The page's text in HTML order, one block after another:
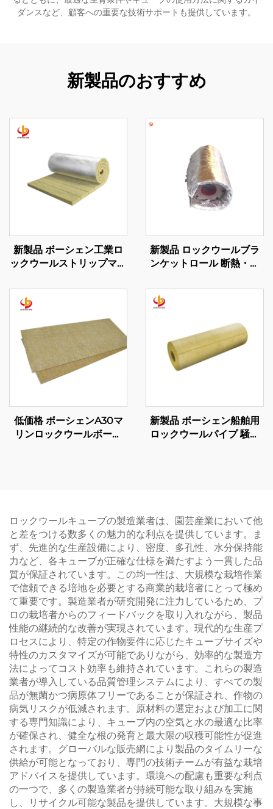
ダンスなど、顧客への重要な技術サポートも提供しています。
新製品のおすすめ
新製品 ボーシェン工業ロ
ックウールストリップマッ
工業用ボイラー建物断熱材
新製品 ロックウールブラ
ンケットロール 断熱・防
断熱カバー
低価格 ボーシェンA30マ
リンロックウールボード
新製品 ボーシェン船舶用
ロックウールパイプ 騒音
ロックウールキューブの製造業者は、園芸産業において他
と差をつける数多くの魅力的な利点を提供しています。ま
ず、先進的な生産設備により、密度、多孔性、水分保持能
力など、各キューブが正確な仕様を満たすよう一貫した品
質が保証されています。この均一性は、大規模な栽培作業
で信頼できる培地を必要とする商業的栽培者にとって極め
て重要です。製造業者が研究開発に注力しているため、プ
ロの栽培者からのフィードバックを取り入れながら、製品
性能の継続的な改善が実現されています。現代的な生産プ
ロセスにより、特定の作物要件に応じたキューブサイズや
特性のカスタマイズが可能でありながら、効率的な製造方
法によってコスト効率も維持されています。これらの製造
業者が導入している品質管理システムにより、すべての製
品が無菌かつ病原体フリーであることが保証され、作物の
病気リスクが低減されます。原材料の選定および加工に関
する専門知識により、キューブ内の空気と水の最適な比率
が確保され、健全な根の発育と最大限の収穫可能性が促進
されます。グローバルな販売網により製品のタイムリーな
供給が可能となっており、専門の技術チームが有益な栽培
アドバイスを提供しています。環境への配慮も重要な利点
の一つで、多くの製造業者が持続可能な取り組みを実施
し、リサイクル可能な製品を提供しています。大規模な事